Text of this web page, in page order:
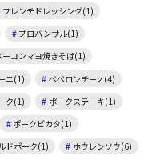
フレンチドレッシング(1)
プロバンサル(1)
ーコンマヨ焼きそば(1)
ニ(1)
ペペロンチーノ(4)
ク(1)
ポークステーキ(1)
ポークピカタ(1)
ドポーク(1)
ホウレンソウ(6)